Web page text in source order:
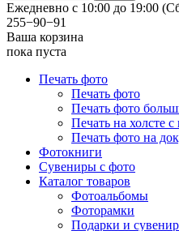
Ежедневно с 10:00 до 19:00
255−90−91
Ваша корзина
пока пуста
Печать фото
Печать фото
Печать фото
Печать на холсте
Печать фото на
Фотокниги
Сувениры с фото
Каталог товаров
Фотоальбомы
Фоторамки
Подарки и